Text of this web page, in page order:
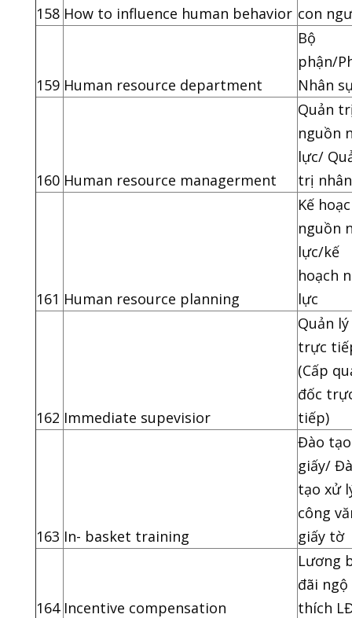
158 How to influence human behavior con
159 Human resource department
Bộ
phận/
Nhân
160 Human resource managerment
Quản
nguồn
lực/
trị
161 Human resource planning
Kế
nguồn
lực/kế
hoạch
lực
162 Immediate supevisior
Quản lý
trực
(Cấp
đốc
tiếp)
163 In- basket training
Đào
giấy/
tạo xử
công
giấy tờ
164 Incentive compensation
Lương
đãi ngộ
thích